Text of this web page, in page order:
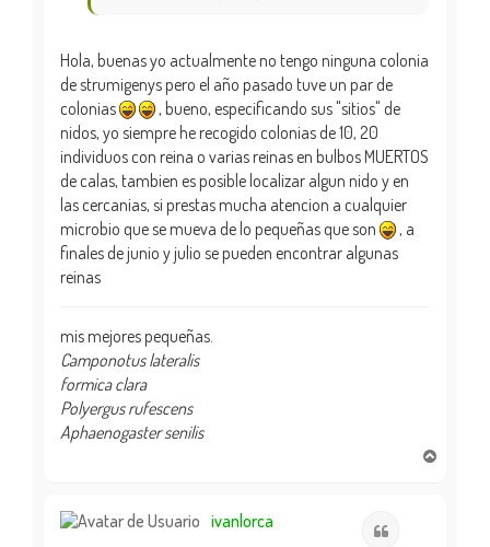
Hola, buenas yo actualmente no tengo ninguna colonia
de strumigenys pero el año pasado tuve un par de
colonias
, bueno, especificando sus "sitios" de
nidos, yo siempre he recogido colonias de 10, 20
individuos con reina o varias reinas en bulbos MUERTOS
de calas, tambien es posible localizar algun nido y en
las cercanias, si prestas mucha atencion a cualquier
microbio que se mueva de lo pequeñas que son
, a
finales de junio y julio se pueden encontrar algunas
reinas
mis mejores pequeñas.
Camponotus lateralis
formica clara
Polyergus rufescens
Aphaenogaster senilis
ivanlorca